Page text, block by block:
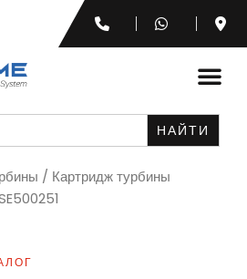
/ Картридж турбины